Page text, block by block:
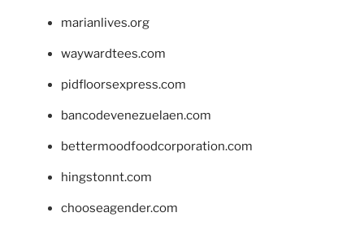
marianlives.org
waywardtees.com
pidfloorsexpress.com
bancodevenezuelaen.com
bettermoodfoodcorporation.com
hingstonnt.com
chooseagender.com